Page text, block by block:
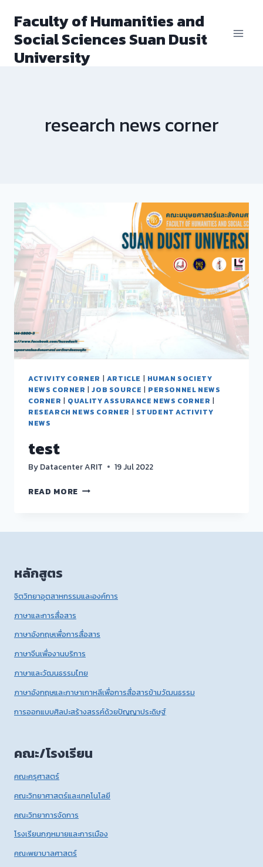
content
Faculty of Humanities and
Social Sciences Suan Dusit
University
research news corner
ACTIVITY CORNER | ARTICLE | HUMAN SOCIETY
NEWS CORNER |JOB SOURCE | PERSONNEL NEWS
CORNER | QUALITY ASSURANCE NEWS CORNER |
RESEARCH NEWS CORNER | STUDENT ACTIVITY
NEWS
test
By Datacenter ARIT 19 Jul 2022
READ MORE TEST
หลักสูตร
จิตวิทยาอุตสาหกรรมและองค์การ
ภาษาและการสื่อสาร
ภาษาอังกฤษเพื่อการสื่อสาร
ภาษาจีนเพื่องานบริการ
ภาษาและวัฒนธรรมไทย
ภาษาอังกฤษและภาษาเกาหลีเพื่อการสื่อสารข้ามวัฒนธรรม
การออกแบบศิลปะสร้างสรรค์ด้วยปัญญาประดิษฐ์
คณะ/โรงเรียน
คณะครุศาสตร์
คณะวิทยาศาสตร์และเทคโนโลยี
คณะวิทยาการจัดการ
โรงเรียนกฎหมายและการเมือง
คณะพยาบาลศาสตร์